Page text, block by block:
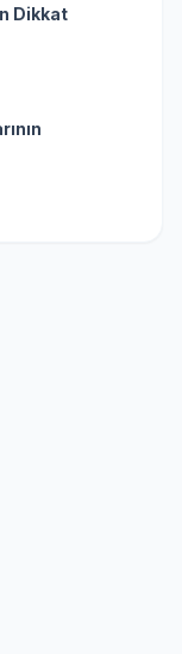
Dikkat